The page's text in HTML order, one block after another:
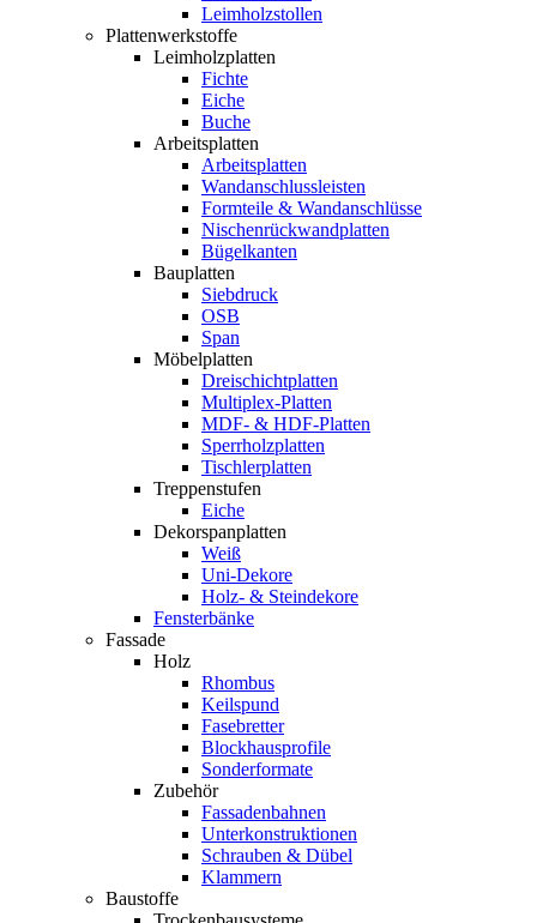
Leimholzstollen
Plattenwerkstoffe
Leimholzplatten
Fichte
Eiche
Buche
Arbeitsplatten
Arbeitsplatten
Wandanschlussleisten
Formteile & Wandanschlüsse
Nischenrückwandplatten
Bügelkanten
Bauplatten
Siebdruck
OSB
Span
Möbelplatten
Dreischichtplatten
Multiplex-Platten
MDF- & HDF-Platten
Sperrholzplatten
Tischlerplatten
Treppenstufen
Eiche
Dekorspanplatten
Weiß
Uni-Dekore
Holz- & Steindekore
Fensterbänke
Fassade
Holz
Rhombus
Keilspund
Fasebretter
Blockhausprofile
Sonderformate
Zubehör
Fassadenbahnen
Unterkonstruktionen
Schrauben & Dübel
Klammern
Baustoffe